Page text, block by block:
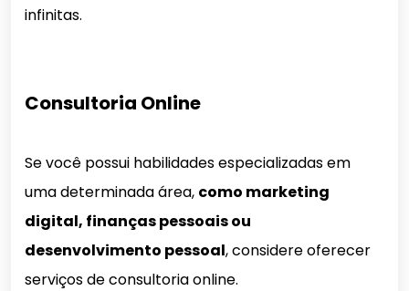
infinitas.
Consultoria Online
Se você possui habilidades especializadas em
uma determinada área, como marketing
digital, finanças pessoais ou
desenvolvimento pessoal, considere oferecer
serviços de consultoria online.